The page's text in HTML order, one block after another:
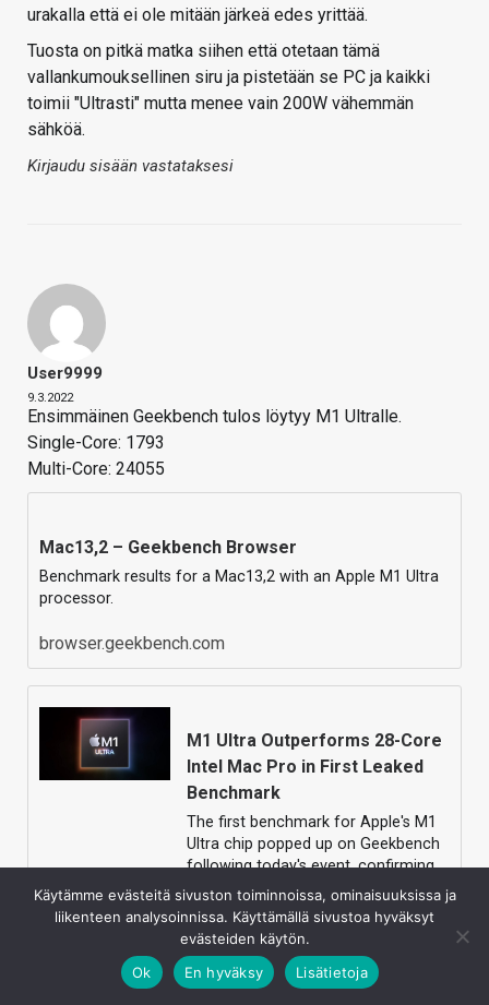
urakalla että ei ole mitään järkeä edes yrittää.
Tuosta on pitkä matka siihen että otetaan tämä
vallankumouksellinen siru ja pistetään se PC ja kaikki
toimii "Ultrasti" mutta menee vain 200W vähemmän
sähköä.
Kirjaudu sisään vastataksesi
User9999
9.3.2022
Ensimmäinen Geekbench tulos löytyy M1 Ultralle.
Single-Core: 1793
Multi-Core: 24055
Mac13,2 – Geekbench Browser
Benchmark results for a Mac13,2 with an Apple M1 Ultra
processor.
browser.geekbench.com
M1 Ultra Outperforms 28-Core
Intel Mac Pro in First Leaked
Benchmark
The first benchmark for Apple's M1
Ultra chip popped up on Geekbench
following today's event, confirming
that the doubled-up M1 Max is
indeed…
http://www.macrumors.com
Käytämme evästeitä sivuston toiminnoissa, ominaisuuksissa ja
liikenteen analysoinnissa. Käyttämällä sivustoa hyväksyt
evästeiden käytön.
Ok
En hyväksy Lisätietoja